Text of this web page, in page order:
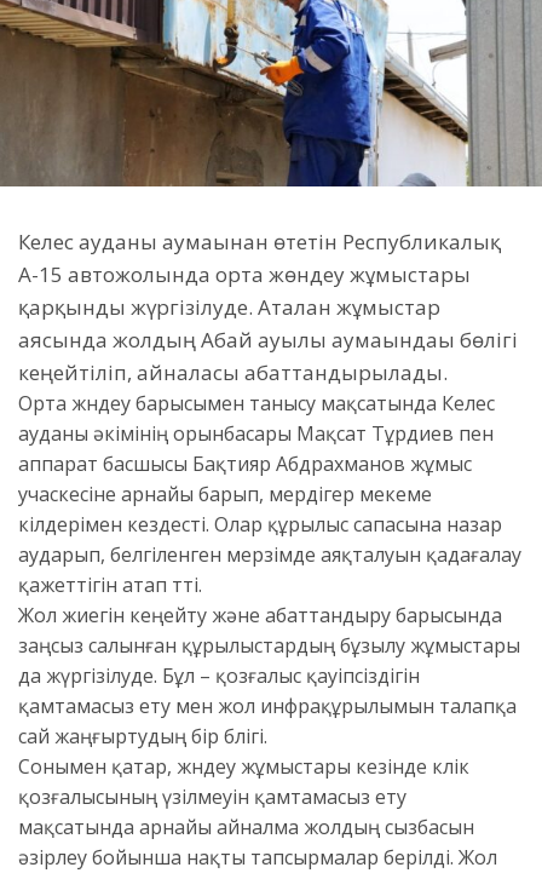
Келес ауданы аумағынан өтетін Республикалық
А-15 автожолында орта жөндеу жұмыстары
қарқынды жүргізілуде. Аталған жұмыстар
аясында жолдың Абай ауылы аумағындағы бөлігі
кеңейтіліп, айналасы абаттандырылады.
Орта жөндеу барысымен танысу мақсатында Келес
ауданы әкімінің орынбасары Мақсат Тұрдиев пен
аппарат басшысы Бақтияр Абдрахманов жұмыс
учаскесіне арнайы барып, мердігер мекеме
өкілдерімен кездесті. Олар құрылыс сапасына назар
аударып, белгіленген мерзімде аяқталуын қадағалау
қажеттігін атап өтті.
Жол жиегін кеңейту және абаттандыру барысында
заңсыз салынған құрылыстардың бұзылу жұмыстары
да жүргізілуде. Бұл – қозғалыс қауіпсіздігін
қамтамасыз ету мен жол инфрақұрылымын талапқа
сай жаңғыртудың бір бөлігі.
Сонымен қатар, жөндеу жұмыстары кезінде көлік
қозғалысының үзілмеуін қамтамасыз ету
мақсатында арнайы айналма жолдың сызбасын
әзірлеу бойынша нақты тапсырмалар берілді. Жол